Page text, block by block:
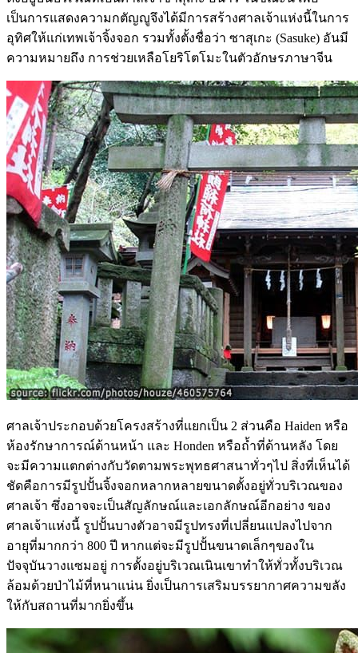
เป็นการแสดงความกตัญญูจึงได้มีการสร้างศาลเจ้าแห่งนี้ในการ
อุทิศให้แก่เทพเจ้าจิ้งจอก รวมทั้งตั้งชื่อว่า ซาสุเกะ (Sasuke) อันมี
ความหมายถึง การช่วยเหลือโยริโตโมะในตัวอักษรภาษาจีน
ศาลเจ้าประกอบด้วยโครงสร้างที่แยกเป็น 2 ส่วนคือ Haiden หรือ
ห้องรักษาการณ์ด้านหน้า และ Honden หรือถ้ำที่ด้านหลัง โดย
จะมีความแตกต่างกับวัดตามพระพุทธศาสนาทั่วๆไป สิ่งที่เห็นได้
ชัดคือการมีรูปปั้นจิ้งจอกหลากหลายขนาดตั้งอยู่ทั่วบริเวณของ
ศาลเจ้า ซึ่งอาจจะเป็นสัญลักษณ์และเอกลักษณ์อีกอย่าง ของ
ศาลเจ้าแห่งนี้ รูปปั้นบางตัวอาจมีรูปทรงที่เปลี่ยนแปลงไปจาก
อายุที่มากกว่า 800 ปี หากแต่จะมีรูปปั้นขนาดเล็กๆของใน
ปัจจุบันวางแซมอยู่ การตั้งอยู่บริเวณเนินเขาทำให้ทั่วทั้งบริเวณ
ล้อมด้วยป่าไม้ที่หนาแน่น ยิ่งเป็นการเสริมบรรยากาศความขลัง
ให้กับสถานที่มากยิ่งขึ้น